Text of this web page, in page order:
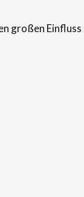
großen Einfluss